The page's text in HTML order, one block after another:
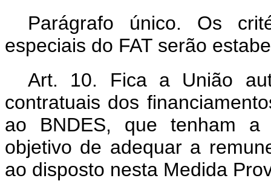
Parágrafo único. Os
especiais do FAT serão
Art. 10. Fica a União
contratuais dos
ao BNDES, que tenham a
objetivo de adequar a
ao disposto nesta Medida